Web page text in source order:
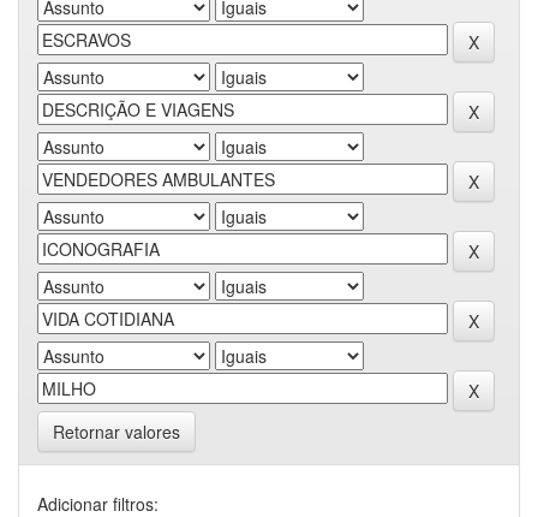
Retornar valores
Adicionar filtros: